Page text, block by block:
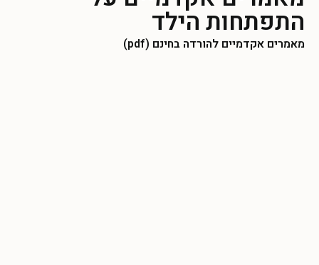
התפתחות הילד
מאמרים אקדמיים להורדה בחינם (pdf)